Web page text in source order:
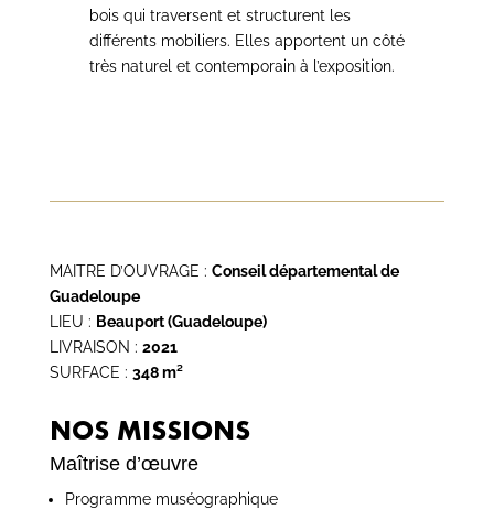
bois qui traversent et structurent les
différents mobiliers. Elles apportent un côté
très naturel et contemporain à l’exposition.
MAITRE D’OUVRAGE : Conseil départemental de
Guadeloupe
LIEU : Beauport (Guadeloupe)
LIVRAISON : 2021
SURFACE : 348 m²
NOS MISSIONS
Maîtrise d’œuvre
Programme muséographique